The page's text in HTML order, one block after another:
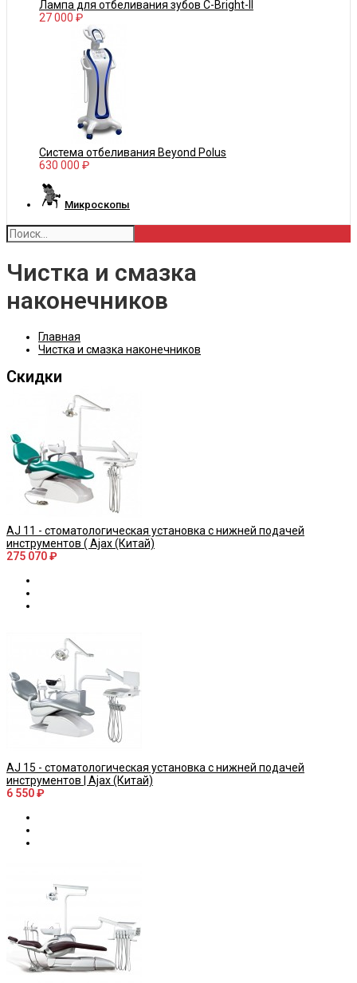
Лампа для отбеливания зубов С-Bright-II
27 000 ₽
Система отбеливания Beyond Polus
630 000 ₽
Микроскопы
Чистка и смазка
наконечников
Главная
Чистка и смазка наконечников
Скидки
AJ 11 - стоматологическая установка с нижней подачей
инструментов ( Ajax (Китай)
275 070 ₽
AJ 15 - стоматологическая установка с нижней подачей
инструментов | Ajax (Китай)
6 550 ₽